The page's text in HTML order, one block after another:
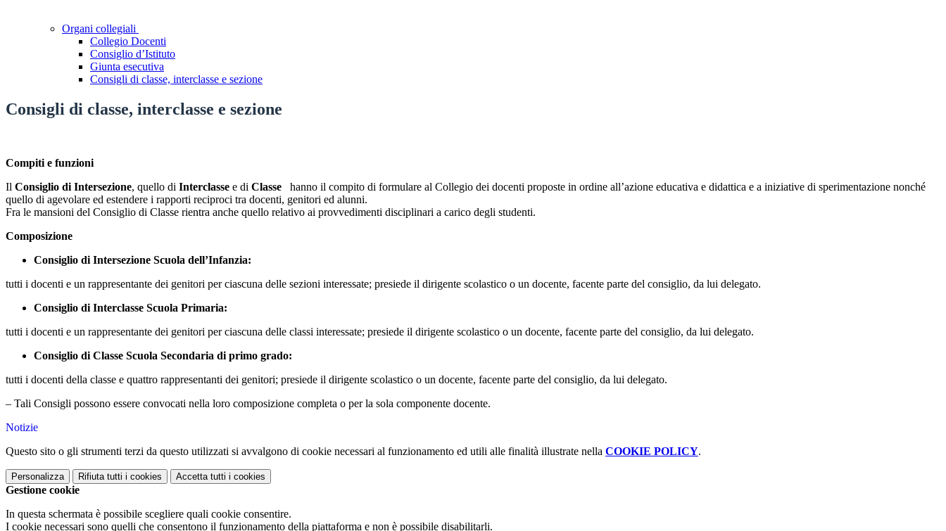
Organi collegiali
Collegio Docenti
Consiglio d’Istituto
Giunta esecutiva
Consigli di classe, interclasse e sezione
Consigli di classe, interclasse e sezione
Compiti e funzioni
Il Consiglio di Intersezione, quello di Interclasse e di Classe hanno il compito di formulare al Collegio dei docenti proposte in ordine all’azione educativa e didattica e a iniziative di sperimentazione nonché
quello di agevolare ed estendere i rapporti reciproci tra docenti, genitori ed alunni.
Fra le mansioni del Consiglio di Classe rientra anche quello relativo ai provvedimenti disciplinari a carico degli studenti.
Composizione
Consiglio di Intersezione Scuola dell’Infanzia:
tutti i docenti e un rappresentante dei genitori per ciascuna delle sezioni interessate; presiede il dirigente scolastico o un docente, facente parte del consiglio, da lui delegato.
Consiglio di Interclasse Scuola Primaria:
tutti i docenti e un rappresentante dei genitori per ciascuna delle classi interessate; presiede il dirigente scolastico o un docente, facente parte del consiglio, da lui delegato.
Consiglio di Classe Scuola Secondaria di primo grado:
tutti i docenti della classe e quattro rappresentanti dei genitori; presiede il dirigente scolastico o un docente, facente parte del consiglio, da lui delegato.
– Tali Consigli possono essere convocati nella loro composizione completa o per la sola componente docente.
Notizie
Questo sito o gli strumenti terzi da questo utilizzati si avvalgono di cookie necessari al funzionamento ed utili alle finalità illustrate nella COOKIE POLICY.
Personalizza Rifiuta tutti i cookies Accetta tutti i cookies
Gestione cookie
In questa schermata è possibile scegliere quali cookie consentire.
I cookie necessari sono quelli che consentono il funzionamento della piattaforma e non è possibile disabilitarli.